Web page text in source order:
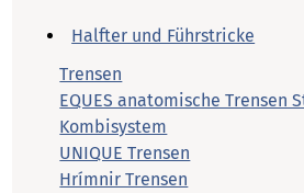
Halfter und Führstricke
Trensen
EQUES anatomische Trensen
Kombisystem
UNIQUE Trensen
Hrímnir Trensen